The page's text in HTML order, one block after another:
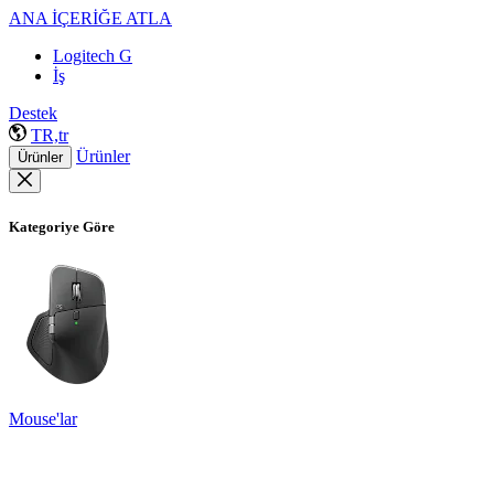
ANA İÇERİĞE ATLA
Logitech G
İş
Destek
TR,tr
Ürünler Ürünler
Kategoriye Göre
Mouse'lar